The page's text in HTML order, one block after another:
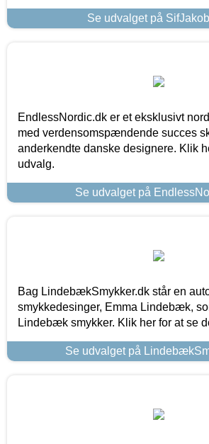
Se udvalget på
EndlessNordic.dk er et eksklusivt
med verdensomspændende succes
anderkendte danske designere. Klik
udvalg.
Se udvalget på
Bag LindebækSmykker.dk står en
smykkedesinger, Emma Lindebæk,
Lindebæk smykker. Klik her for at se
Se udvalget på